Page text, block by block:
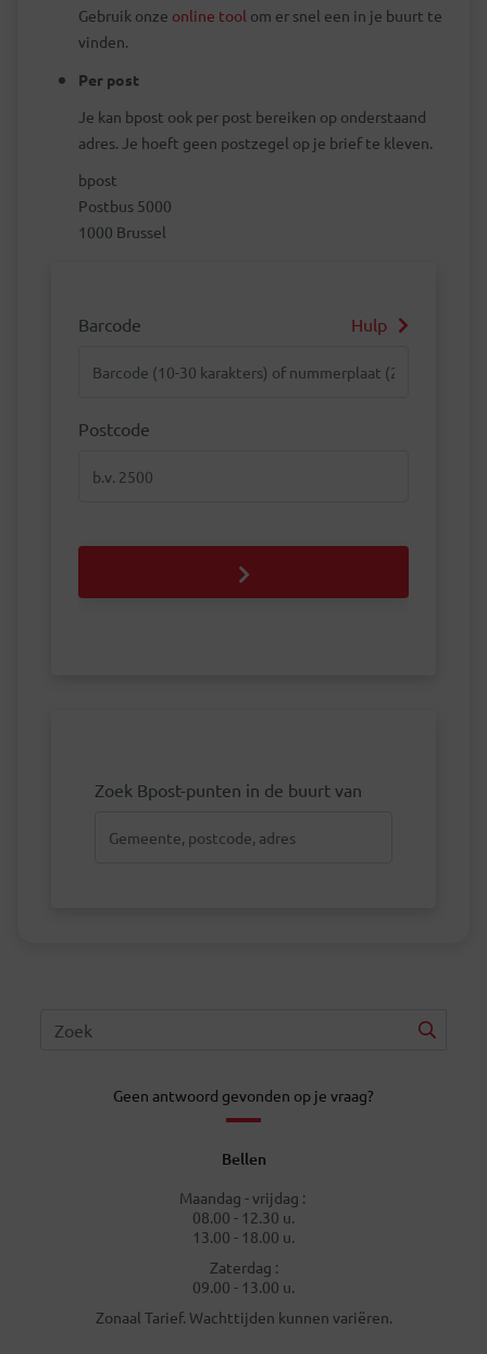
Gebruik onze online tool om er snel een in je buurt te
vinden.
Per post
Je kan bpost ook per post bereiken op onderstaand
adres. Je hoeft geen postzegel op je brief te kleven.
bpost
Postbus 5000
1000 Brussel
Barcode
Hulp
Postcode
Zoek Bpost-punten in de buurt van
Geen antwoord gevonden op je vraag?
Bellen
Maandag - vrijdag :
08.00 - 12.30 u.
13.00 - 18.00 u.
Zaterdag :
09.00 - 13.00 u.
Zonaal Tarief. Wachttijden kunnen variëren.